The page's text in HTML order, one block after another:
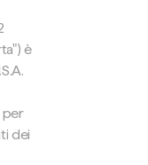
è
per
dei